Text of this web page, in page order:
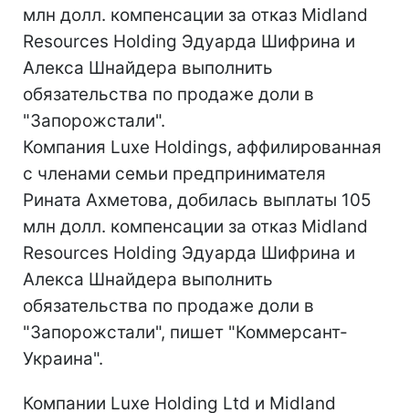
млн долл. компенсации за отказ Midland
Resources Holding Эдуарда Шифрина и
Алекса Шнайдера выполнить
обязательства по продаже доли в
"Запорожстали".
Компания Luxe Holdings, аффилированная
с членами семьи предпринимателя
Рината Ахметова, добилась выплаты 105
млн долл. компенсации за отказ Midland
Resources Holding Эдуарда Шифрина и
Алекса Шнайдера выполнить
обязательства по продаже доли в
"Запорожстали", пишет "Коммерсант-
Украина".
Компании Luxe Holding Ltd и Midland